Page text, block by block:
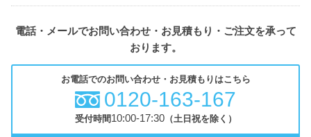
電話・メールでお問い合わせ・お見積もり・ご注文を承って
おります。
お電話でのお問い合わせ・お見積もりはこちら
0120-163-167
受付時間10:00-17:30（土日祝を除く）